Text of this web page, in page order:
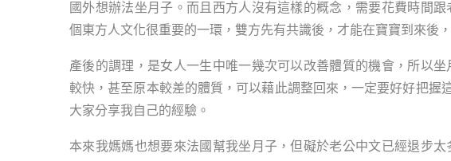
國外想辦法坐月子。而且西方人沒有這樣的概念，需要花費時間
個東方人文化很重要的一環，雙方先有共識後，才能在寶寶到來後
產後的調理，是女人一生中唯一幾次可以改善體質的機會，所以
較快，甚至原本較差的體質，可以藉此調整回來，一定要好好把握
大家分享我自己的經驗。
本來我媽媽也想要來法國幫我坐月子，但礙於老公中文已經退步